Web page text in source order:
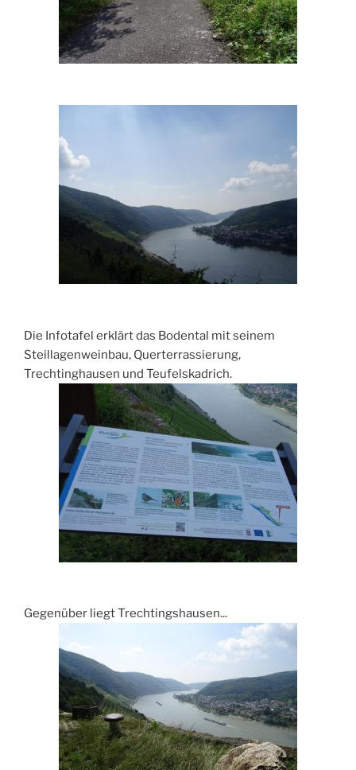
Die Infotafel erklärt das Bodental mit seinem
Steillagenweinbau, Querterrassierung,
Trechtinghausen und Teufelskadrich.
Gegenüber liegt Trechtingshausen...